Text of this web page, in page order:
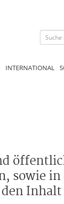
INTERNATIONAL
sowie
den